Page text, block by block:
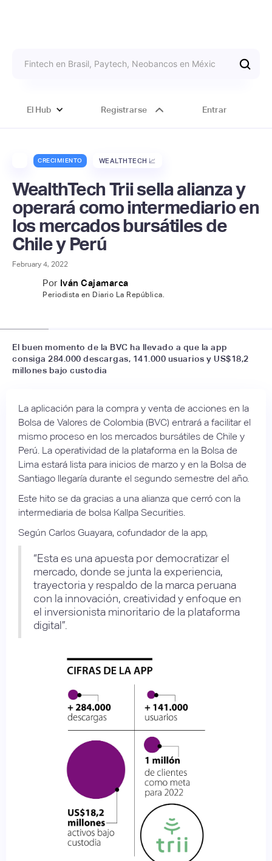
El Hub Registrarse Entrar
CRECIMIENTO WEALTHTECH 📈
WealthTech Trii sella alianza y
operará como intermediario en
los mercados bursátiles de
Chile y Perú
February 4, 2022
Por Iván Cajamarca
Periodista en Diario La República.
El buen momento de la BVC ha llevado a que la app
consiga 284.000 descargas, 141.000 usuarios y US$18,2
millones bajo custodia
La aplicación para la compra y venta de acciones en la
Bolsa de Valores de Colombia (BVC) entrará a facilitar el
mismo proceso en los mercados bursátiles de Chile y
Perú. La operatividad de la plataforma en la Bolsa de
Lima estará lista para inicios de marzo y en la Bolsa de
Santiago llegaría durante el segundo semestre del año.
Este hito se da gracias a una alianza que cerró con la
intermediaria de bolsa Kallpa Securities.
Según Carlos Guayara, cofundador de la app,
“Esta es una apuesta por democratizar el
mercado, donde se junta la experiencia,
trayectoria y respaldo de la marca peruana
con la innovación, creatividad y enfoque en
el inversionista minoritario de la plataforma
digital”.